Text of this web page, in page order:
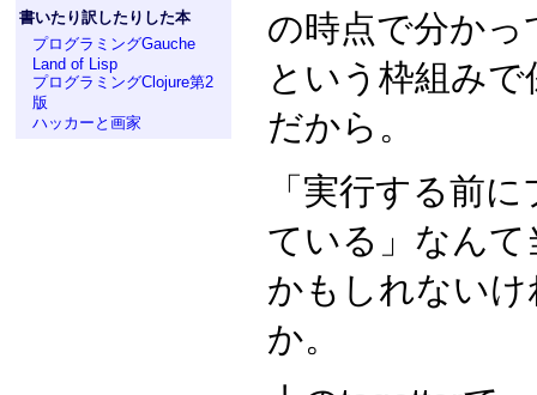
書いたり訳したりした本
プログラミングGauche
Land of Lisp
プログラミングClojure第2
版
ハッカーと画家
の時点で分かっ
という枠組み
だから。
「実行する前
ている」なん
かもしれない
か。